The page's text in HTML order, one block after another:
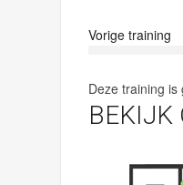
Vorige training
Deze training
BEKIJK